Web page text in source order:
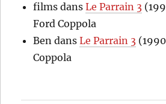
films dansLe Parrain 3
Ford Coppola
Ben dansLe Parrain 3
Coppola